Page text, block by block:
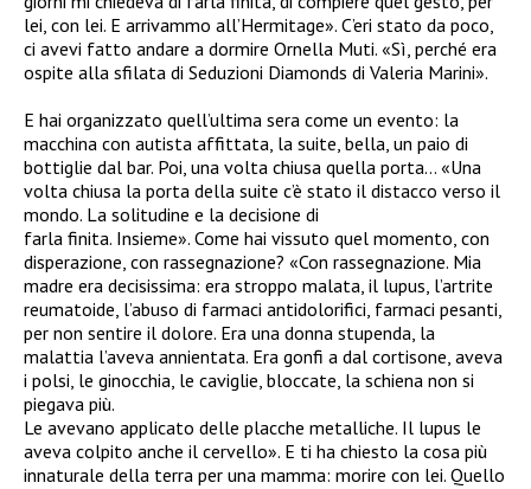
lei, con lei. E arrivammo all’Hermitage». C’eri stato da poco,
ci avevi fatto andare a dormire Ornella Muti. «Sì, perché era
ospite alla sfilata di Seduzioni Diamonds di Valeria Marini».
E hai organizzato quell’ultima sera come un evento: la
macchina con autista affittata, la suite, bella, un paio di
bottiglie dal bar. Poi, una volta chiusa quella porta… «Una
volta chiusa la porta della suite c’è stato il distacco verso il
mondo. La solitudine e la decisione di
farla finita. Insieme». Come hai vissuto quel momento, con
disperazione, con rassegnazione? «Con rassegnazione. Mia
madre era decisissima: era stroppo malata, il lupus, l’artrite
reumatoide, l’abuso di farmaci antidolorifici, farmaci pesanti,
per non sentire il dolore. Era una donna stupenda, la
malattia l’aveva annientata. Era gonfi a dal cortisone, aveva
i polsi, le ginocchia, le caviglie, bloccate, la schiena non si
piegava più.
Le avevano applicato delle placche metalliche. Il lupus le
aveva colpito anche il cervello». E ti ha chiesto la cosa più
innaturale della terra per una mamma: morire con lei. Quello